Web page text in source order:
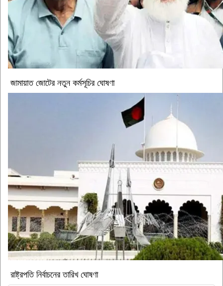
জামায়াত জোটের নতুন কর্মসূচির ঘোষণা
রাষ্ট্রপতি নির্বাচনের তারিখ ঘোষণা